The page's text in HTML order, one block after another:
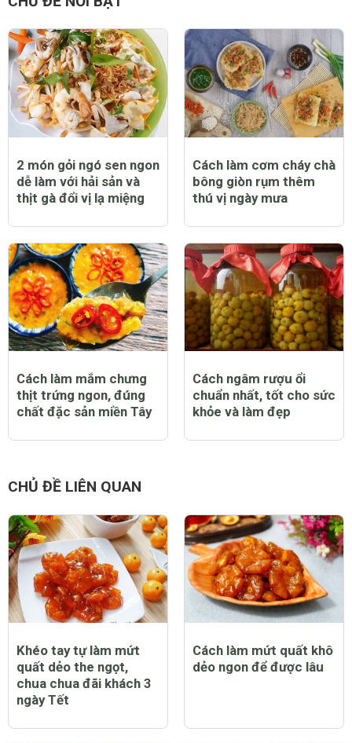
2 món gỏi ngó sen ngon
dễ làm với hải sản và
thịt gà đổi vị lạ miệng
Cách làm cơm cháy chà
bông giòn rụm thêm
thú vị ngày mưa
Cách làm mắm chưng
thịt trứng ngon, đúng
chất đặc sản miền Tây
Cách ngâm rượu ổi
chuẩn nhất, tốt cho sức
khỏe và làm đẹp
CHỦ ĐỀ LIÊN QUAN
Khéo tay tự làm mứt
quất dẻo the ngọt,
chua chua đãi khách 3
ngày Tết
Cách làm mứt quất khô
dẻo ngon để được lâu